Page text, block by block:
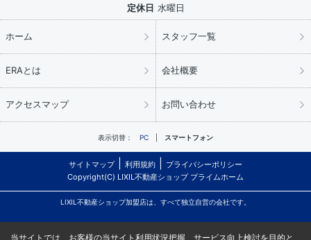
定休日 水曜日
ホーム スタッフ一覧
ERAとは 会社概要
アクセスマップ お問い合わせ
表示切替： PC スマートフォン
サイトマップ 利用規約
プライバシーポリシー
Copyright(C) LIXIL不動産ショップ プライムホーム
LIXIL不動産ショップ加盟店は、すべて独立自営の会社です。
当サイトでは、お客様の当サイト利用状況把握、サービス向上検討を目的と